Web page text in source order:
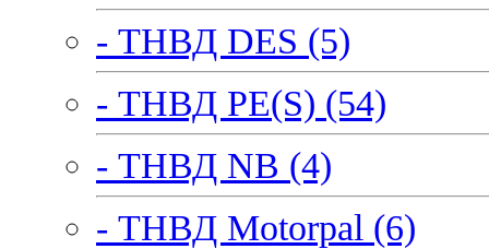
- ТНВД DES (5)
- ТНВД PE(S) (54)
- ТНВД NB (4)
- ТНВД Motorpal (6)